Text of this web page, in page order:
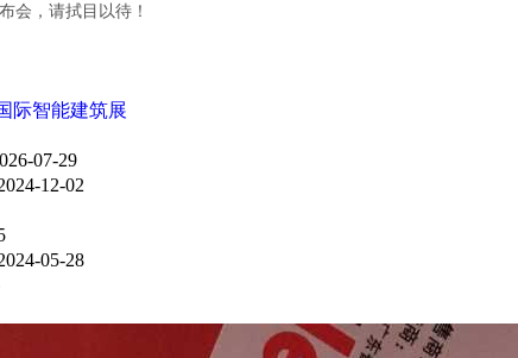
会，请拭目以待！
际智能建筑展
07-29
12-02
05-28